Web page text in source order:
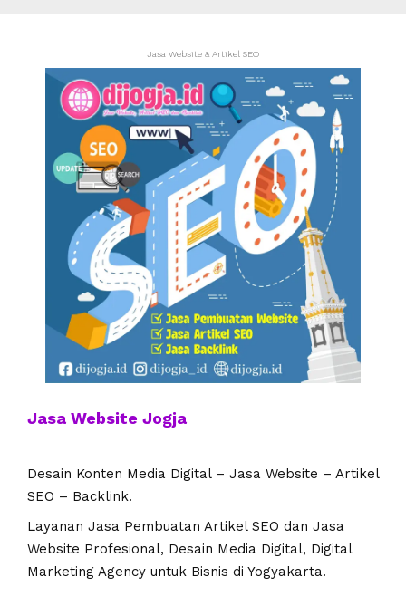
Jasa Website & Artikel SEO
Jasa Website Jogja
Desain Konten Media Digital – Jasa Website – Artikel
SEO – Backlink.
Layanan Jasa Pembuatan Artikel SEO dan Jasa
Website Profesional, Desain Media Digital, Digital
Marketing Agency untuk Bisnis di Yogyakarta.